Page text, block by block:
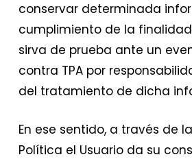
conservar determinada
cumplimiento de la
sirva de prueba ante un
contra TPA por
del tratamiento de dicha
En ese sentido, a través de
Política el Usuario da su